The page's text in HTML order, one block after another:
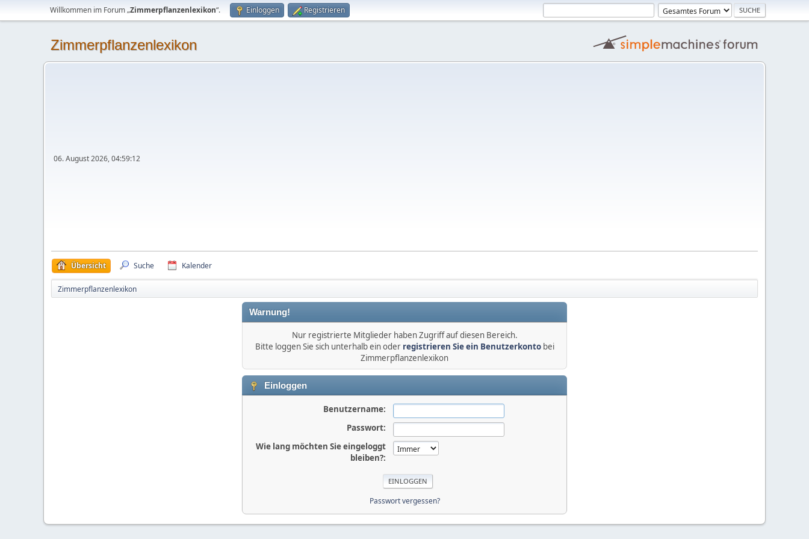
Willkommen im Forum „Zimmerpflanzenlexikon“. Einloggen Registrieren
Zimmerpflanzenlexikon
06. August 2026, 04:59:12
Übersicht Suche Kalender
Zimmerpflanzenlexikon
Warnung!
Nur registrierte Mitglieder haben Zugriff auf diesen Bereich.
Bitte loggen Sie sich unterhalb ein oder registrieren Sie ein Benutzerkontobei
Zimmerpflanzenlexikon
Einloggen
Benutzername:
Passwort:
Wie lang möchten Sie eingeloggt
bleiben?:
Passwort vergessen?